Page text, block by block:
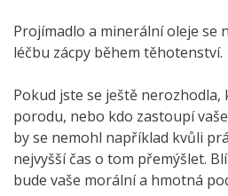
Projímadlo a minerální oleje se
léčbu zácpy během těhotenství.
Pokud jste se ještě nerozhodla,
porodu, nebo kdo zastoupí
by se nemohl například kvůli
nejvyšší čas o tom přemýšlet.
bude vaše morální a hmotná